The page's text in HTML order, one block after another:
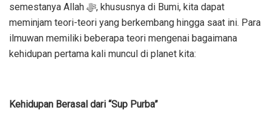
semestanya Allah ﷻ, khususnya di Bumi, kita dapat
meminjam teori-teori yang berkembang hingga saat ini. Para
ilmuwan memiliki beberapa teori mengenai bagaimana
kehidupan pertama kali muncul di planet kita:
Kehidupan Berasal dari “Sup Purba”